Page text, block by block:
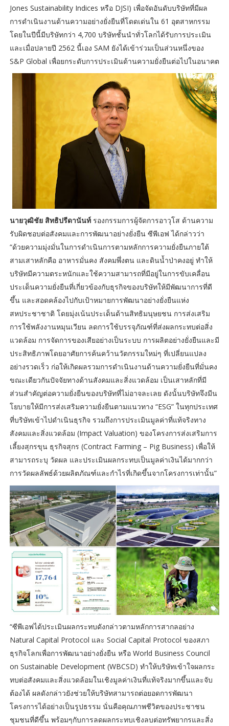
Jones Sustainability Indices หรือ DJSI) เพื่อจัดอันดับบริษัทที่มีผล
การดำเนินงานด้านความอย่างยั่งยืนที่โดดเด่นใน 61 อุตสาหกรรม
โดยในปีนี้มีบริษัทกว่า 4,700 บริษัทชั้นนำทั่วโลกได้รับการประเมิน
และเมื่อปลายปี 2562 นี้เอง SAM ยังได้เข้าร่วมเป็นส่วนหนึ่งของ
S&P Global เพื่อยกระดับการประเมินด้านความยั่งยืนต่อไปในอนาคต
นายวุฒิชัย สิทธิปรีดานันท์รองกรรมการผู้จัดการอาวุโส ด้านความ
รับผิดชอบต่อสังคมและการพัฒนาอย่างยั่งยืน ซีพีเอฟ ได้กล่าวว่า
“ด้วยความมุ่งมั่นในการดำเนินการตามหลักการความยั่งยืนภายใต้
สามเสาหลักคือ อาหารมั่นคง สังคมพึ่งตน และดินน้ำป่าคงอยู่ ทำให้
บริษัทมีความตระหนักและใช้ความสามารถที่มีอยู่ในการขับเคลื่อน
ประเด็นความยั่งยืนที่เกี่ยวข้องกับธุรกิจของบริษัทให้มีพัฒนาการที่ดี
ขึ้น และสอดคล้องไปกับเป้าหมายการพัฒนาอย่างยั่งยืนแห่ง
สหประชาชาติ โดยมุ่งเน้นประเด็นด้านสิทธิมนุษยชน การส่งเสริม
การใช้พลังงานหมุนเวียน ลดการใช้บรรจุภัณฑ์ที่ส่งผลกระทบต่อสิ่ง
แวดล้อม การจัดการของเสียอย่างเป็นระบบ การผลิตอย่างยั่งยืนและมี
ประสิทธิภาพโดยอาศัยการค้นคว้านวัตกรรมใหม่ๆ ที่เปลี่ยนแปลง
อย่างรวดเร็ว ก่อให้เกิดผลรวมการดำเนินงานด้านความยั่งยืนที่มั่นคง
ขณะเดียวกันปัจจัยทางด้านสังคมและสิ่งแวดล้อม เป็นเสาหลักที่มี
ส่วนสำคัญต่อความยั่งยืนของบริษัทที่ไม่อาจละเลย ดังนั้นบริษัทจึงมีน
โยบายให้มีการส่งเสริมความยั่งยืนตามแนวทาง “ESG” ในทุกประเทศ
ที่บริษัทเข้าไปดำเนินธุรกิจ รวมถึงการประเมินมูลค่าที่แท้จริงทาง
สังคมและสิ่งแวดล้อม (Impact Valuation) ของโครงการส่งเสริมการ
เลี้ยงสุกรขุน ธุรกิจสุกร (Contract Farming – Pig Business) เพื่อให้
สามารถระบุ วัดผล และประเมินผลกระทบเป็นมูลค่าเงินได้มากกว่า
การวัดผลลัพธ์ด้วยผลิตภัณฑ์และกำไรที่เกิดขึ้นจากโครงการเท่านั้น”
“ซีพีเอฟได้ประเมินผลกระทบดังกล่าวตามหลักการสากลอย่าง
Natural Capital Protocol และ Social Capital Protocol ของสภา
ธุรกิจโลกเพื่อการพัฒนาอย่างยั่งยืน หรือ World Business Council
on Sustainable Development (WBCSD) ทำให้บริษัทเข้าใจผลกระ
ทบต่อสังคมและสิ่งแวดล้อมในเชิงมูลค่าเงินที่แท้จริงมากขึ้นและจับ
ต้องได้ ผลดังกล่าวยังช่วยให้บริษัทสามารถต่อยอดการพัฒนา
โครงการได้อย่างเป็นรูปธรรม นั่นคือคุณภาพชีวิตของประชาชน
ชุมชนที่ดีขึ้น พร้อมๆกับการลดผลกระทบเชิงลบต่อทรัพยากรและสิ่ง